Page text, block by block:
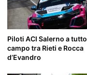
Piloti ACI Salerno a tutto
campo tra Rieti e Rocca
d’Evandro